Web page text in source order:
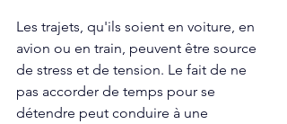
Les trajets, qu'ils soient en voiture, en
avion ou en train, peuvent être source
de stress et de tension. Le fait de ne
pas accorder de temps pour se
détendre peut conduire à une